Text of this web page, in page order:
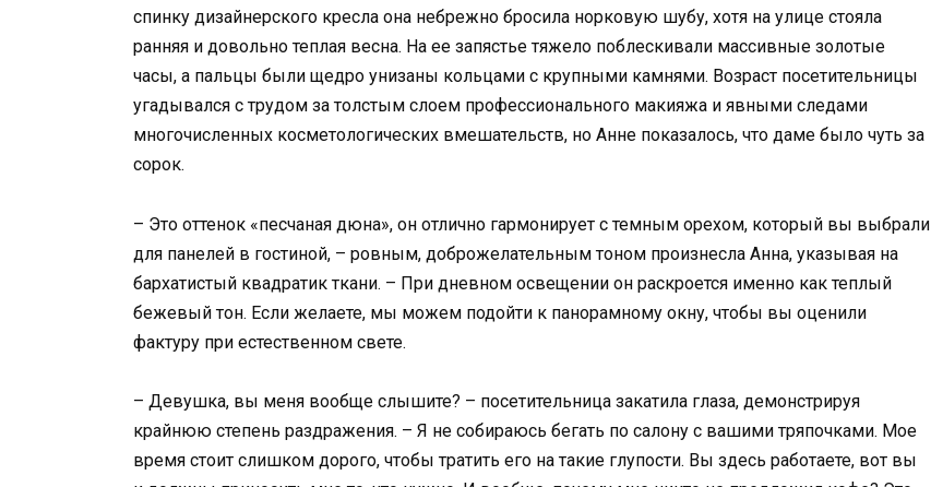
спинку дизайнерского кресла она небрежно бросила норковую шубу, хотя на улице стояла
ранняя и довольно теплая весна. На ее запястье тяжело поблескивали массивные золотые
часы, а пальцы были щедро унизаны кольцами с крупными камнями. Возраст посетительницы
угадывался с трудом за толстым слоем профессионального макияжа и явными следами
многочисленных косметологических вмешательств, но Анне показалось, что даме было чуть за
сорок.
– Это оттенок «песчаная дюна», он отлично гармонирует с темным орехом, который вы выбрали
для панелей в гостиной, – ровным, доброжелательным тоном произнесла Анна, указывая на
бархатистый квадратик ткани. – При дневном освещении он раскроется именно как теплый
бежевый тон. Если желаете, мы можем подойти к панорамному окну, чтобы вы оценили
фактуру при естественном свете.
– Девушка, вы меня вообще слышите? – посетительница закатила глаза, демонстрируя
крайнюю степень раздражения. – Я не собираюсь бегать по салону с вашими тряпочками. Мое
время стоит слишком дорого, чтобы тратить его на такие глупости. Вы здесь работаете, вот вы